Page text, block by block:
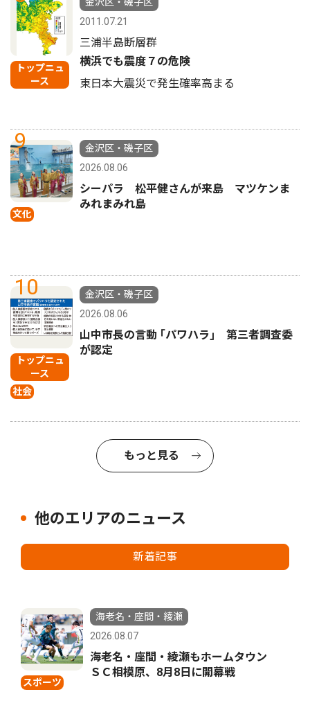
トップニュ
ース
2011.07.21
三浦半島断層群
横浜でも震度７の危険
東日本大震災で発生確率高まる
9
文化
金沢区・磯子区
2026.08.06
シーパラ 松平健さんが来島 マツケンま
みれまみれ島
10
トップニュ
ース
社会
金沢区・磯子区
2026.08.06
山中市長の言動 ｢パワハラ｣ 第三者調査委
が認定
もっと見る
他のエリアのニュース
新着記事
スポーツ
海老名・座間・綾瀬
2026.08.07
海老名・座間・綾瀬もホームタウン
ＳＣ相模原、8月8日に開幕戦